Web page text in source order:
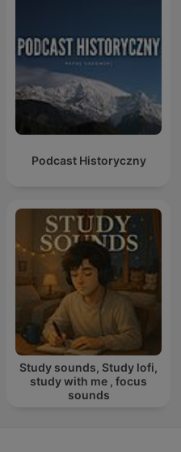
Podcast Historyczny
Study sounds, Study lofi,
study with me , focus
sounds